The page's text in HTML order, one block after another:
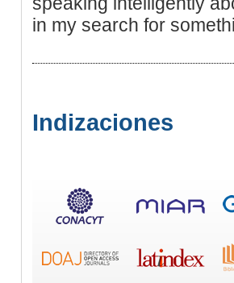
in my search for
Indizaciones